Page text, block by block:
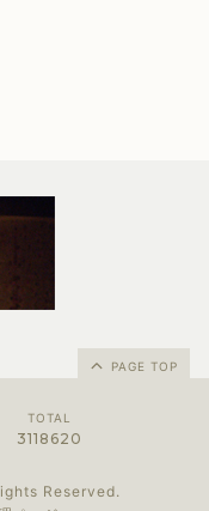
PAGE TOP
TOTAL
3118620
Reserved.